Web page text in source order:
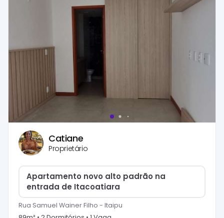
Catiane
Proprietário
Apartamento novo alto padrão na
entrada de Itacoatiara
Rua Samuel Wainer Filho - Itaipu